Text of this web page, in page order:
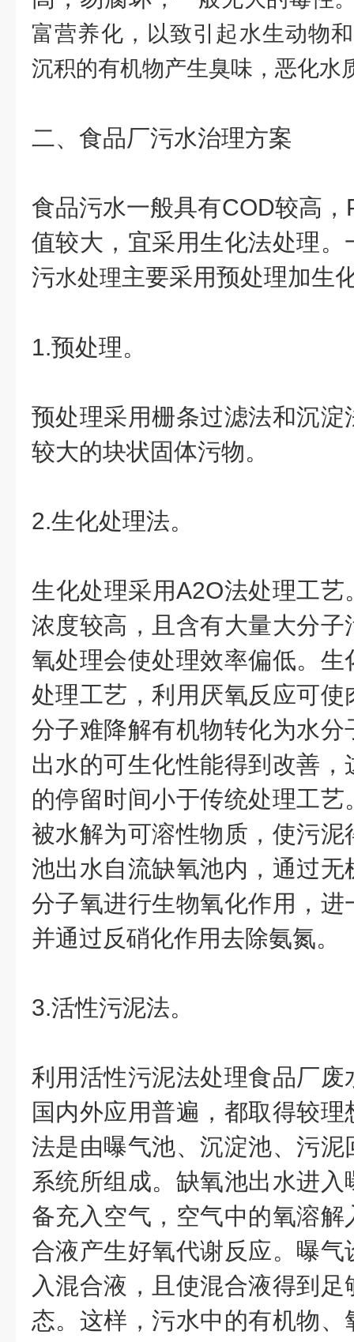
富营养化，以致引起水生动物
沉积的有机物产生臭味，恶化水
二、食品厂污水治理方案
食品污水一般具有COD较高
值较大，宜采用生化法处理
污水处理主要采用预处理加生
1.预处理。
预处理采用栅条过滤法和沉
较大的块状固体污物。
2.生化处理法。
生化处理采用A2O法处理工
浓度较高，且含有大量大分
氧处理会使处理效率偏低。
处理工艺，利用厌氧反应可
分子难降解有机物转化为水
出水的可生化性能得到改善
的停留时间小于传统处理工
被水解为可溶性物质，使污
池出水自流缺氧池内，通过
分子氧进行生物氧化作用，
并通过反硝化作用去除氨氮。
3.活性污泥法。
利用活性污泥法处理食品厂
国内外应用普遍，都取得较
法是由曝气池、沉淀池、污
系统所组成。缺氧池出水进
备充入空气，空气中的氧溶
合液产生好氧代谢反应。曝
入混合液，且使混合液得到
态。这样，污水中的有机物